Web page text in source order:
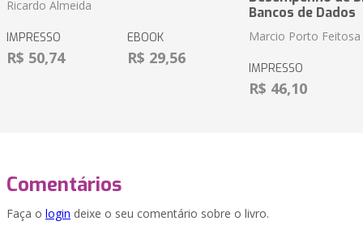
Ricardo Almeida
IMPRESSO
R$ 50,74
EBOOK
R$ 29,56
Bancos de Dados
Marcio Porto Feitosa
IMPRESSO
R$ 46,10
Comentários
Faça o login deixe o seu comentário sobre o livro.